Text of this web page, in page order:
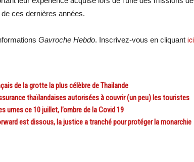
ces dernières années.
Gavroche Hebdo. Inscrivez-vous en cliquant ici
de la grotte la plus célèbre de Thailande
thaïlandaises autorisées à couvrir (un peu) les touristes
urnes ce 10 juillet, l’ombre de la Covid 19
est dissous, la justice a tranché pour protéger la monarchie